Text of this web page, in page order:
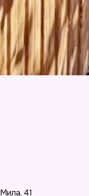
Мила, 41